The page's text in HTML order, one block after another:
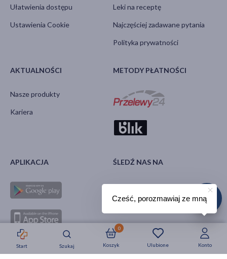
Strefa okazji Nowości Krótkie daty
Start Szukaj Ulubione
Koszyk
0
Konto
Ułatwienia dostępu
Ustawienia Cookie
Leki na receptę
Najczęściej zadawane pytania
Polityka prywatności
AKTUALNOŚCI
Nasze produkty
Kariera
METODY PŁATNOŚCI
APLIKACJA ŚLEDŹ NAS NA
Cześć, porozmawiaj ze mną